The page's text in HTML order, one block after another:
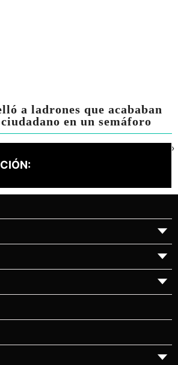
a ladrones que acababan
en un semáforo
›
▼
▼
▼
▼